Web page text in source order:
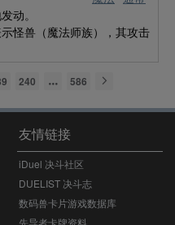
动。
怪兽（魔法师族），其攻击
240 586
友情链接
iDuel 决斗社区
DUELIST 决斗志
数码兽卡片游戏数据库
先导者卡牌资料